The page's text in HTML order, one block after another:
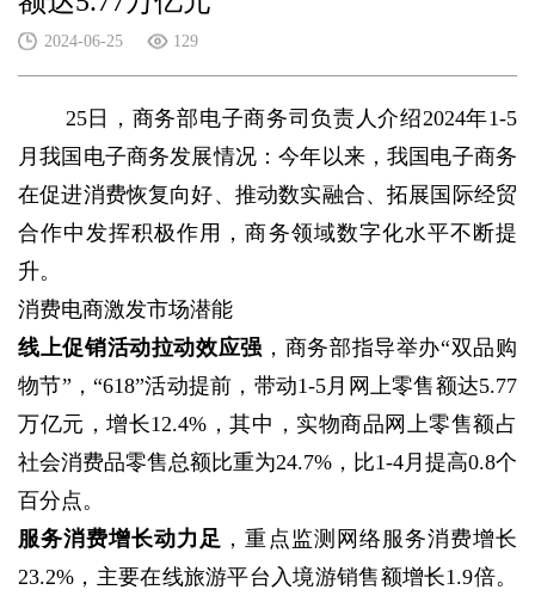
2024-06-25 129
25日，商务部电子商务司负责人介绍2024年1-5
月我国电子商务发展情况：今年以来，我国电子商务
在促进消费恢复向好、推动数实融合、拓展国际经贸
合作中发挥积极作用，商务领域数字化水平不断提
升。
消费电商激发市场潜能
线上促销活动拉动效应强 ，商务部指导举办“双品购
物节”，“618”活动提前，带动1-5月网上零售额达5.77
万亿元，增长12.4%，其中，实物商品网上零售额占
社会消费品零售总额比重为24.7%，比1-4月提高0.8个
百分点。
服务消费增长动力足 ，重点监测网络服务消费增长
23.2%，主要在线旅游平台入境游销售额增长1.9倍。